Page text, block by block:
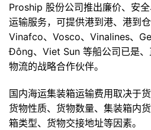
Proship 股份公司推出廉价、安
运输服务，可提供港到港、港到仓
Vinafco、Vosco、Vinalines、
Đông、Viet Sun 等船公司已是
物流的战略合作伙伴。
国内海运集装箱运输费用取决于
货物性质、货物数量、集装箱内
箱类型、货物交接地址等因素。